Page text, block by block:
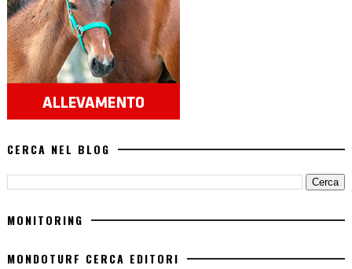
CERCA NEL BLOG
MONITORING
MONDOTURF CERCA EDITORI